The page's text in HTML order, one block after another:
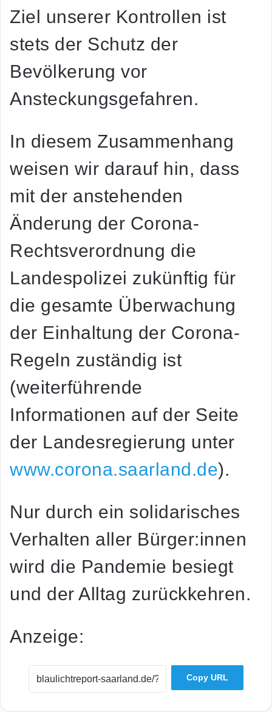
Ziel unserer Kontrollen ist
stets der Schutz der
Bevölkerung vor
Ansteckungsgefahren.
In diesem Zusammenhang
weisen wir darauf hin, dass
mit der anstehenden
Änderung der Corona-
Rechtsverordnung die
Landespolizei zukünftig für
die gesamte Überwachung
der Einhaltung der Corona-
Regeln zuständig ist
(weiterführende
Informationen auf der Seite
der Landesregierung unter
www.corona.saarland.de).
Nur durch ein solidarisches
Verhalten aller Bürger:innen
wird die Pandemie besiegt
und der Alltag zurückkehren.
Anzeige:
Copy URL